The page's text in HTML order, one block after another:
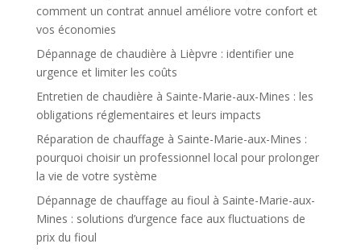
comment un contrat annuel améliore votre confort et
vos économies
Dépannage de chaudière à Lièpvre : identifier une
urgence et limiter les coûts
Entretien de chaudière à Sainte-Marie-aux-Mines : les
obligations réglementaires et leurs impacts
Réparation de chauffage à Sainte-Marie-aux-Mines :
pourquoi choisir un professionnel local pour prolonger
la vie de votre système
Dépannage de chauffage au fioul à Sainte-Marie-aux-
Mines : solutions d’urgence face aux fluctuations de
prix du fioul